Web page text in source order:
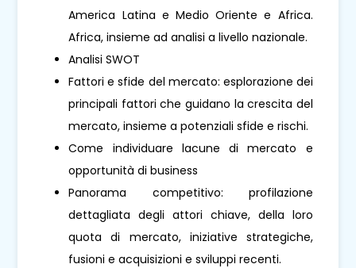
America Latina e Medio Oriente e Africa.
Africa, insieme ad analisi a livello nazionale.
Analisi SWOT
Fattori e sfide del mercato: esplorazione dei
principali fattori che guidano la crescita del
mercato, insieme a potenziali sfide e rischi.
Come individuare lacune di mercato e
opportunità di business
Panorama competitivo: profilazione
dettagliata degli attori chiave, della loro
quota di mercato, iniziative strategiche,
fusioni e acquisizioni e sviluppi recenti.